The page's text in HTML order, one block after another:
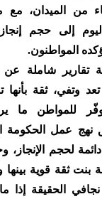
من الميدان،
إلى حجم
المواطنون.
شاملة عن
تعد وتفي، ثقة
للمواطن ما
نهج عمل الحكومة
دائمة لحجم
بنت ثقة قوية بينها
نجافي الحقيقة إذا